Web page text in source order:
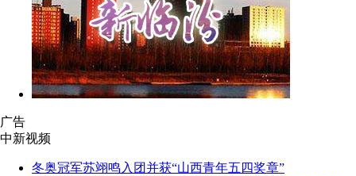
广告
中新视频
冬奥冠军苏翊鸣入团并获“山西青年五四奖章”